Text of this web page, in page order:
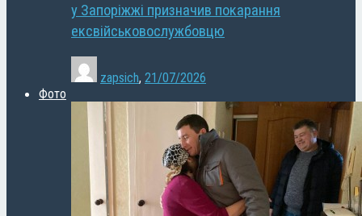
у Запоріжжі призначив покарання
ексвійськовослужбовцю
zapsich, 21/07/2026
Фото